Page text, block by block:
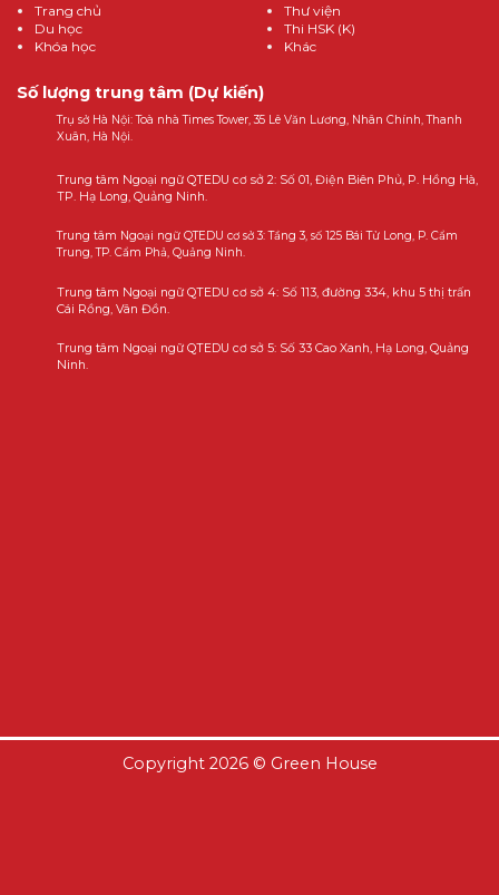
Trang chủ
Du học
Khóa học
Thư viện
Thi HSK (K)
Khác
Số lượng trung tâm (Dự kiến)
Trụ sở Hà Nội: Toà nhà Times Tower, 35 Lê Văn Lương, Nhân Chính, Thanh
Xuân, Hà Nội.
Trung tâm Ngoại ngữ QTEDU cơ sở 2: Số 01, Điện Biên Phủ, P. Hồng Hà,
TP. Hạ Long, Quảng Ninh.
Trung tâm Ngoại ngữ QTEDU cơ sở 3: Tầng 3, số 125 Bái Tử Long, P. Cẩm
Trung, TP. Cẩm Phả, Quảng Ninh.
Trung tâm Ngoại ngữ QTEDU cơ sở 4: Số 113, đường 334, khu 5 thị trấn
Cái Rồng, Vân Đồn.
Trung tâm Ngoại ngữ QTEDU cơ sở 5: Số 33 Cao Xanh, Hạ Long, Quảng
Ninh.
Copyright 2026 © Green House